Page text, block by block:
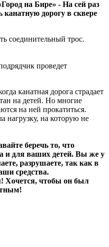
на Бире» - На сей раз
канатную дорогу в сквере
соединительный трос.
проведет
канатная дорога страдает
на детей. Но многие
на ней прокатиться.
нагрузку, на которую не
беречь то, что
и для ваших детей. Вы же у
разрушаете, так как в
средства.
Хочется, чтобы он был